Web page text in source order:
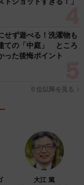
せず遊べる！洗濯物も
ての「中庭」 ところ
た後悔ポイント
６位以降を見る
大江 篤